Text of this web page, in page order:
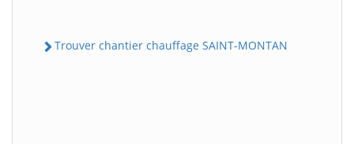
Trouver chantier chauffage SAINT-MONTAN